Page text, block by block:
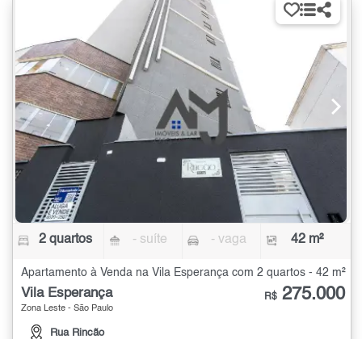
2 quartos - suíte - vaga 42 m²
Apartamento à Venda na Vila Esperança com 2 quartos - 42 m²
Vila Esperança
Zona Leste - São Paulo
Rua Rincão
R$ 275.000